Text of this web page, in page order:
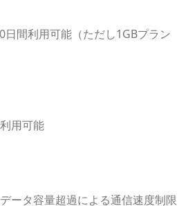
日間利用可能（ただし1GBプラン
用可能
ータ容量超過による通信速度制限